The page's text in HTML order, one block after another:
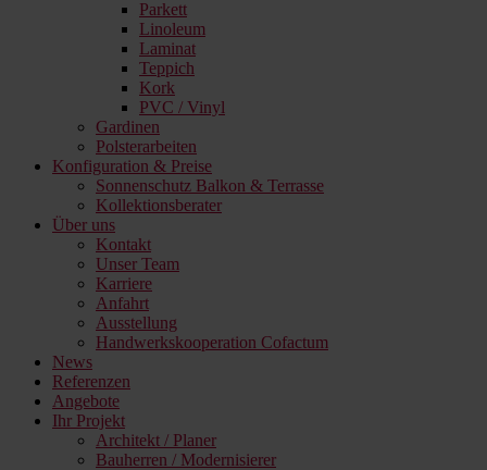
Parkett
Linoleum
Laminat
Teppich
Kork
PVC / Vinyl
Gardinen
Polsterarbeiten
Konfiguration & Preise
Sonnenschutz Balkon & Terrasse
Kollektionsberater
Über uns
Kontakt
Unser Team
Karriere
Anfahrt
Ausstellung
Handwerkskooperation Cofactum
News
Referenzen
Angebote
Ihr Projekt
Architekt / Planer
Bauherren / Modernisierer